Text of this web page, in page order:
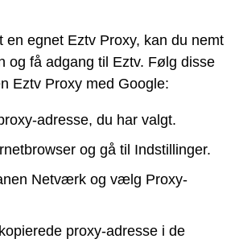
en egnet Eztv Proxy, kan du nemt
og få adgang til Eztv. Følg disse
Eztv Proxy med Google:
adresse, du har valgt.
og gå til Indstillinger.
Netværk og vælg Proxy-
proxy-adresse i de